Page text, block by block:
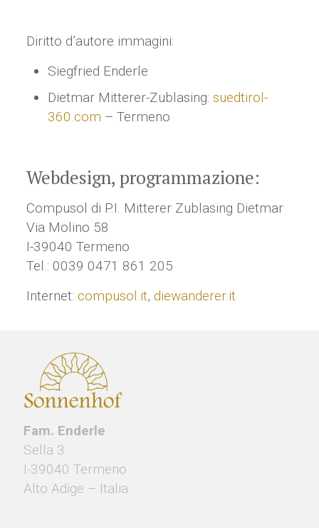
Diritto d’autore immagini:
Siegfried Enderle
Dietmar Mitterer-Zublasing: suedtirol-
360.com – Termeno
Webdesign, programmazione:
Compusol di P.I. Mitterer Zublasing Dietmar
Via Molino 58
I-39040 Termeno
Tel.: 0039 0471 861 205
Internet: compusol.it, diewanderer.it
Fam. Enderle
Sella 3
I-39040 Termeno
Alto Adige – Italia